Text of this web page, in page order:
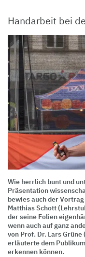
Handarbeit bei
Wie herrlich bunt und
Präsentation
bewies auch der
Matthias Schott
der seine Folien
wenn auch auf ganz
von Prof. Dr. Lars
erläuterte dem
erkennen können.